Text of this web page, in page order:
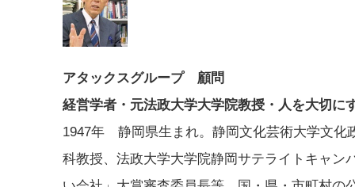
アタックスグループ 顧問
経営学者・元法政大学大学院教授・人を大切
1947年 静岡県生まれ。静岡文化芸術大学文化
科教授、法政大学大学院静岡サテライトキャン